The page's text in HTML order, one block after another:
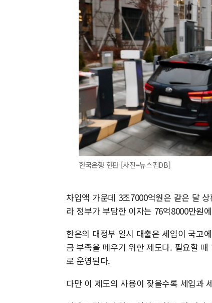
한국은행 현판 [사진=뉴스핌DB]
차입액 가운데 3조7000억원은 같은 달
라 정부가 부담한 이자는 76억8000만원
한은의 대정부 일시 대출은 세입이 국고
금 부족을 메우기 위한 제도다. 필요할
로 운영된다.
다만 이 제도의 사용이 잦을수록 세입과